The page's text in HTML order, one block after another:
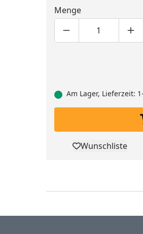
Menge
Produktmenge um
Am Lager, Lieferzeit:
Produkt
Wunschliste